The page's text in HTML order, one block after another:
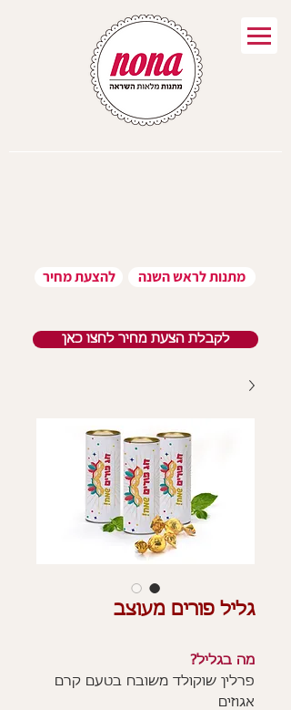
להצעת מחיר מתנות לראש השנה
לקבלת הצעת מחיר לחצו כאן
גליל פורים מעוצב
מה בגליל?
פרלין שוקולד משובח בטעם קרם
אגוזים